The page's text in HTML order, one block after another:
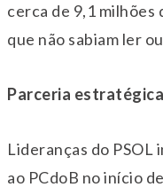
cerca de 9,1 milhões
que não sabiam ler
Parceria estratégica
Lideranças do PSOL
ao PCdoB no início